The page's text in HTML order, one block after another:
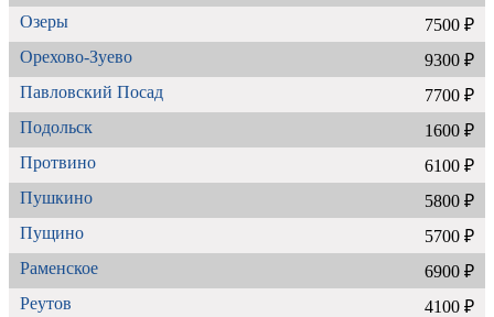
Озеры
7500 ₽
Орехово-Зуево
9300 ₽
Павловский Посад
7700 ₽
Подольск
1600 ₽
Протвино
6100 ₽
Пушкино
5800 ₽
Пущино
5700 ₽
Раменское
6900 ₽
Реутов
4100 ₽